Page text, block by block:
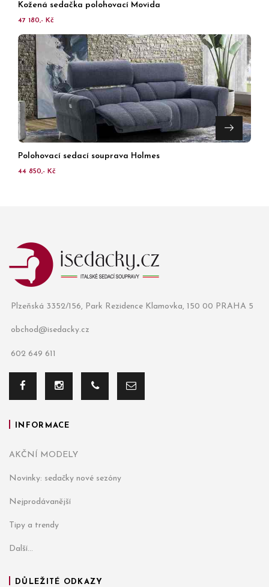
Kožená sedačka polohovací Movida
47 180,- Kč
Polohovací sedací souprava Holmes
44 850,- Kč
Plzeňská 3352/156, Park Rezidence Klamovka, 150 00 PRAHA 5
obchod@isedacky.cz
602 649 611
INFORMACE
AKČNÍ MODELY
Novinky: sedačky nové sezóny
Nejprodávanější
Tipy a trendy
Další...
DŮLEŽITÉ ODKAZY